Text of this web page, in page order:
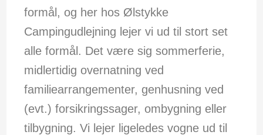
formål, og her hos Ølstykke
Campingudlejning lejer vi ud til stort set
alle formål. Det være sig sommerferie,
midlertidig overnatning ved
familiearrangementer, genhusning ved
(evt.) forsikringssager, ombygning eller
tilbygning. Vi lejer ligeledes vogne ud til